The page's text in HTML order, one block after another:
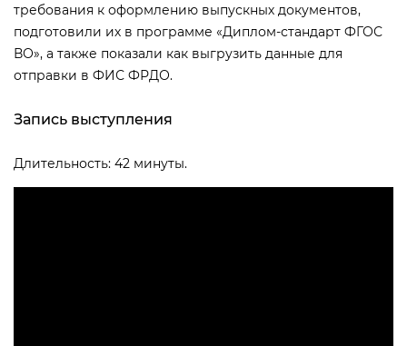
требования к оформлению выпускных документов,
подготовили их в программе «Диплом-стандарт ФГОС
О», а также показали как выгрузить данные для
отправки в ФИС ФРДО.
Запись выступления
Длительность: 42 минуты.